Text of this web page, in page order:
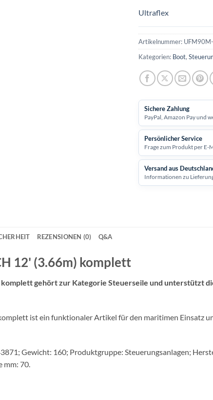
Ultraflex
Artikelnummer:
Kategorien: Boot,
Sichere Zahlung
PayPal, Amazon Pay und
Persönlicher Service
Frage zum Produkt per E-
Versand aus
Informationen zu
REZENSIONEN (0) Q&A
12' (3.66m) komplett
gehört zur Kategorie Steuerseile und unterstützt
ist ein funktionaler Artikel für den maritimen Einsatz
Gewicht: 160; Produktgruppe: Steuerungsanlagen;
mm: 70.